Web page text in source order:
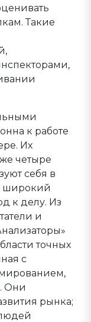
Такие
к работе
Их
четыре
себя в
широкий
к делу. Из
и
точных
с
Они
рынка;